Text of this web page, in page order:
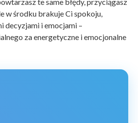
w środku brakuje Ci spokoju,
decyzjami i emocjami –
za energetyczne i emocjonalne